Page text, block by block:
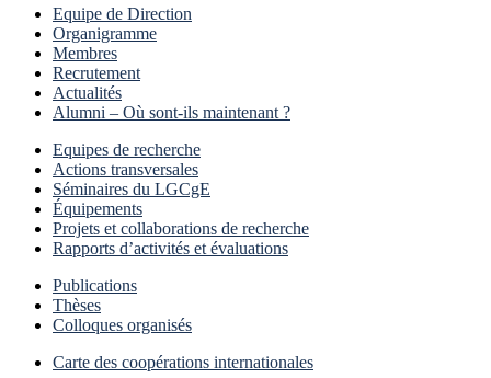
Equipe de Direction
Organigramme
Membres
Recrutement
Actualités
Alumni – Où sont-ils maintenant ?
Equipes de recherche
Actions transversales
Séminaires du LGCgE
Équipements
Projets et collaborations de recherche
Rapports d’activités et évaluations
Publications
Thèses
Colloques organisés
Carte des coopérations internationales